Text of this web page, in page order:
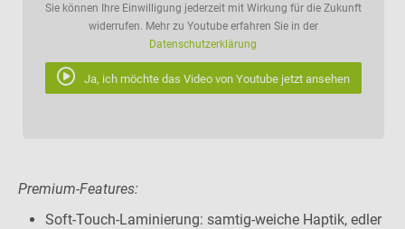
Sie können Ihre Einwilligung jederzeit mit Wirkung für die Zukunft
widerrufen. Mehr zu Youtube erfahren Sie in der
Datenschutzerklärung
Ja, ich möchte das Video von Youtube jetzt ansehen
Premium-Features:
Soft-Touch-Laminierung: samtig-weiche Haptik, edler